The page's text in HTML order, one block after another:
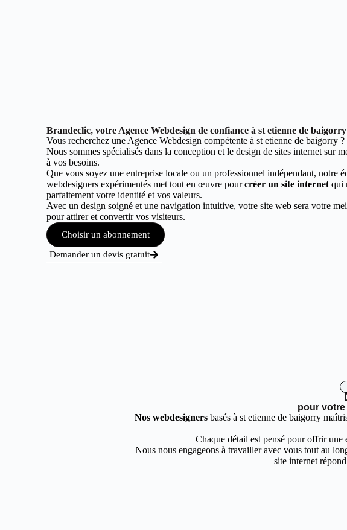
Brandeclic, votre Agence Webdesign de confiance à st etienne de baigorry
Vous recherchez une Agence Webdesign compétente à st etienne de baigorry ?
Nous sommes spécialisés dans la conception et le design de sites internet sur
à vos besoins.
Que vous soyez une entreprise locale ou un professionnel indépendant, notre
webdesigners expérimentés met tout en œuvre pourcréer un site internetqui
parfaitement votre identité et vos valeurs.
Avec un design soigné et une navigation intuitive, votre site web sera votre
pour attirer et convertir vos visiteurs.
Choisir un abonnement
Demander un devis gratuit
pour
Nos webdesignersbasés à st etienne de baigorry
Chaque détail est pensé pour offrir une
Nous nous engageons à travailler avec vous tout au
site internet